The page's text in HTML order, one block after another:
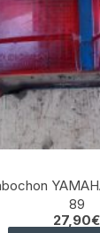
89
27,90€